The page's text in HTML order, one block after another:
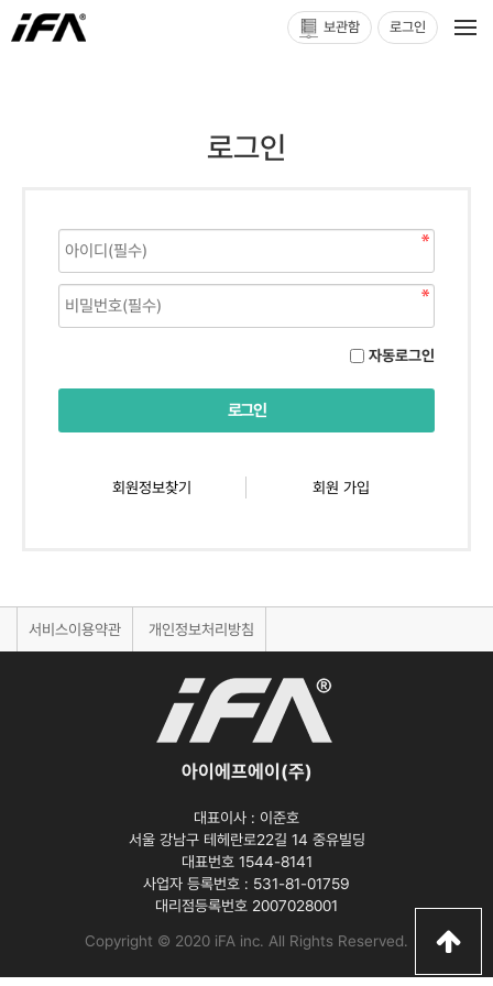
보관함 로그인
로그인
자동로그인
회원정보찾기 회원 가입
서비스이용약관 개인정보처리방침
아이에프에이(주)
대표이사 : 이준호
서울 강남구 테헤란로22길 14 중유빌딩
대표번호 1544-8141
사업자 등록번호 : 531-81-01759
대리점등록번호 2007028001
Copyright © 2020 iFA inc. All Rights Reserved.